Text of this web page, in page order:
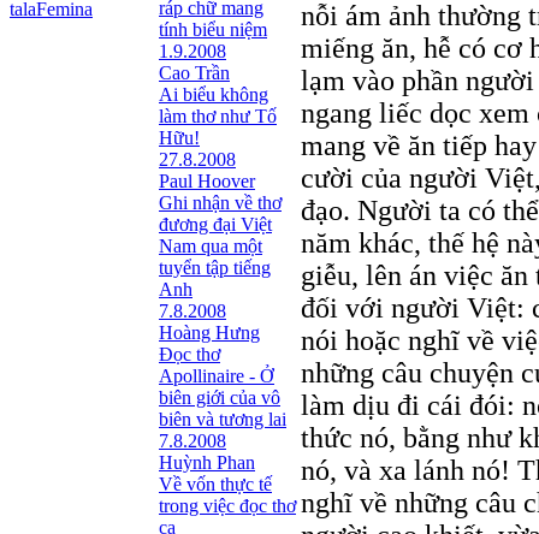
talaFemina
ráp chữ mang
tính biểu niệm
1.9.2008
Cao Trần
Ai biểu không
làm thơ như Tố
Hữu!
27.8.2008
Paul Hoover
Ghi nhận về thơ
đương đại Việt
Nam qua một
tuyển tập tiếng
Anh
7.8.2008
Hoàng Hưng
Đọc thơ
Apollinaire - Ở
biên giới của vô
biên và tương lai
7.8.2008
Huỳnh Phan
Về vốn thực tế
trong việc đọc thơ
ca
nỗi ám ảnh thường
miếng ăn, hễ có cơ
lạm vào phần
ngang liếc dọc xem
mang về ăn tiếp
cười của người
đạo. Người ta có
năm khác, thế hệ
giễu, lên án việc
đối với người Việt:
nói hoặc nghĩ về
những câu chuyện
làm dịu đi cái đói:
thức nó, bằng như
nó, và xa lánh nó!
nghĩ về những câu